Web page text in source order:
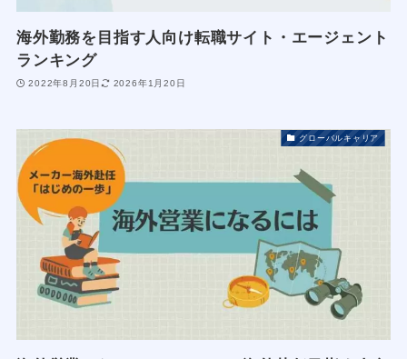
海外勤務を目指す人向け転職サイト・エージェント
ランキング
2022年8月20日 2026年1月20日
グローバルキャリア